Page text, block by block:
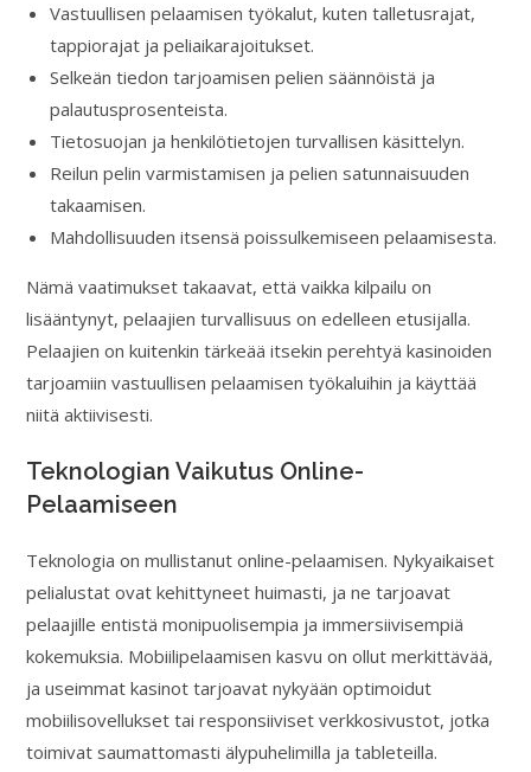
Vastuullisen pelaamisen työkalut, kuten talletusrajat,
tappiorajat ja peliaikarajoitukset.
Selkeän tiedon tarjoamisen pelien säännöistä ja
palautusprosenteista.
Tietosuojan ja henkilötietojen turvallisen käsittelyn.
Reilun pelin varmistamisen ja pelien satunnaisuuden
takaamisen.
Mahdollisuuden itsensä poissulkemiseen pelaamisesta.
Nämä vaatimukset takaavat, että vaikka kilpailu on
lisääntynyt, pelaajien turvallisuus on edelleen etusijalla.
Pelaajien on kuitenkin tärkeää itsekin perehtyä kasinoiden
tarjoamiin vastuullisen pelaamisen työkaluihin ja käyttää
niitä aktiivisesti.
Teknologian Vaikutus Online-
Pelaamiseen
Teknologia on mullistanut online-pelaamisen. Nykyaikaiset
pelialustat ovat kehittyneet huimasti, ja ne tarjoavat
pelaajille entistä monipuolisempia ja immersiivisempiä
kokemuksia. Mobiilipelaamisen kasvu on ollut merkittävää,
ja useimmat kasinot tarjoavat nykyään optimoidut
mobiilisovellukset tai responsiiviset verkkosivustot, jotka
toimivat saumattomasti älypuhelimilla ja tableteilla.